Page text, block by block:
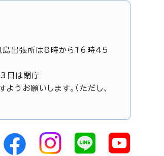
島出張所は8時から16時45
日は閉庁
うお願いします。（ただし、